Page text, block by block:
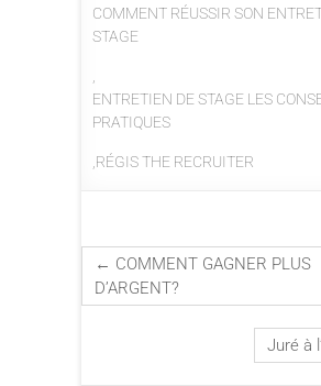
COMMENT RÉUSSIR SON
STAGE
ENTRETIEN DE STAGE LES
PRATIQUES
RÉGIS THE RECRUITER
← COMMENT GAGNER PLUS
D’ARGENT?
Juré à